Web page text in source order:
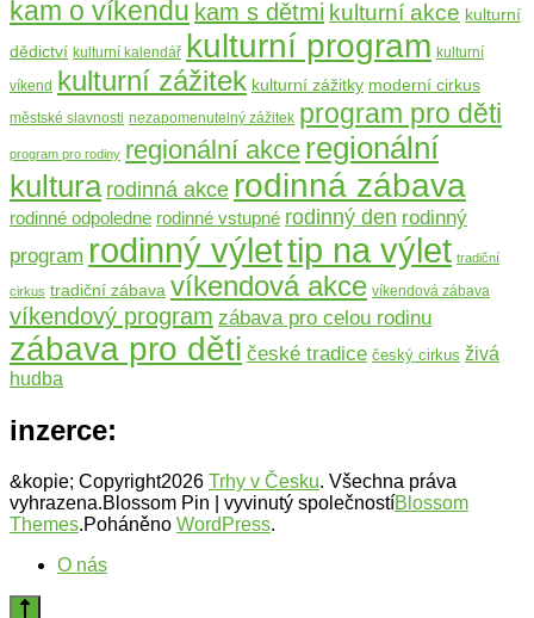
kam o víkendu kam s dětmi kulturní akce kulturní
dědictví kulturní kalendář kulturní program kulturní
víkend
kulturní zážitek kulturní zážitky moderní cirkus
městské slavnosti nezapomenutelný zážitek program pro děti
program pro rodiny regionální akce regionální
kultura rodinná akce rodinná zábava
rodinné odpoledne rodinné vstupné rodinný den rodinný
program rodinný výlettip na výlet tradiční
cirkus tradiční zábava víkendová akce víkendová zábava
víkendový program zábava pro celou rodinu
zábava pro děti české tradice český cirkus živá
hudba
inzerce:
&kopie; Copyright2026 Trhy v Česku. Všechna práva
vyhrazena.Blossom Pin | vyvinutý společnostíBlossom
Themes.Poháněno WordPress.
O nás